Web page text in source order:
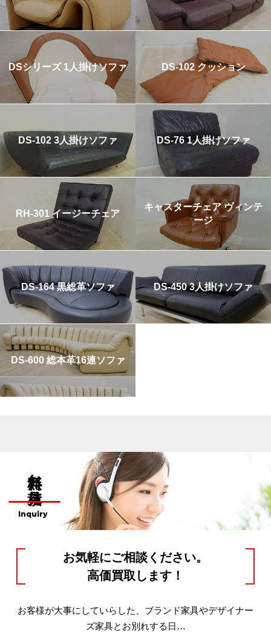
DSシリーズ 1人掛けソファ DS-102 クッション
DS-102 3人掛けソファ DS-76 1人掛けソファ
RH-301 イージーチェア
キャスターチェア ヴィンテ
ージ
DS-164 黒総革ソファ DS-450 3人掛けソファ
DS-600 総本革16連ソファ
無料お見積り
Inquiry
お気軽にご相談ください。
高価買取します！
お客様が大事にしていらした、ブランド家具やデザイナー
ズ家具とお別れする日…